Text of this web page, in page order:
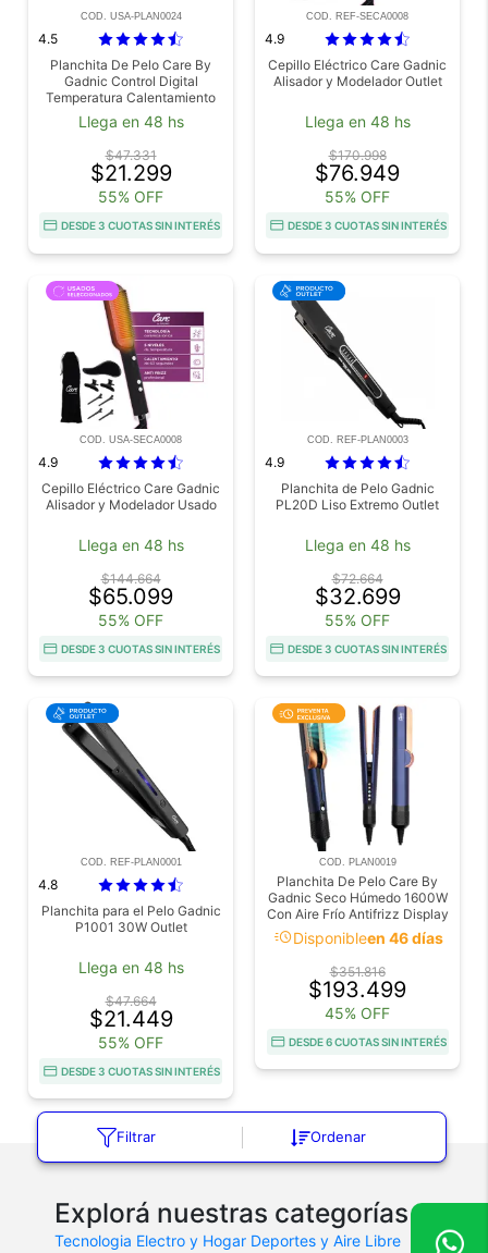
Filtrar Ordenar
COD. USA-PLAN0024
4.5
Planchita De Pelo Care By
Gadnic Control Digital
Temperatura Calentamiento
Rápido Usado
Llega en 48 hs
$47.331
$21.299
55% OFF
DESDE 3 CUOTAS SIN INTERÉS
COD. REF-SECA0008
4.9
Cepillo Eléctrico Care Gadnic
Alisador y Modelador Outlet
Llega en 48 hs
$170.998
$76.949
55% OFF
DESDE 3 CUOTAS SIN INTERÉS
COD. USA-SECA0008
4.9
Cepillo Eléctrico Care Gadnic
Alisador y Modelador Usado
Llega en 48 hs
$144.664
$65.099
55% OFF
DESDE 3 CUOTAS SIN INTERÉS
COD. REF-PLAN0003
4.9
Planchita de Pelo Gadnic
PL20D Liso Extremo Outlet
Llega en 48 hs
$72.664
$32.699
55% OFF
DESDE 3 CUOTAS SIN INTERÉS
COD. REF-PLAN0001
4.8
Planchita para el Pelo Gadnic
P1001 30W Outlet
Llega en 48 hs
$47.664
$21.449
55% OFF
DESDE 3 CUOTAS SIN INTERÉS
COD. PLAN0019
Planchita De Pelo Care By
Gadnic Seco Húmedo 1600W
Con Aire Frío Antifrizz Display
LCD
acuteDisponibleen 46 días
$351.816
$193.499
45% OFF
DESDE 6 CUOTAS SIN INTERÉS
Explorá nuestras categorías
Tecnologia Electro y Hogar Deportes y Aire Libre